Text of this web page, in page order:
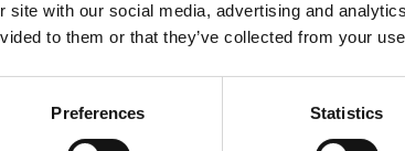
site with our social media, advertising and
to them or that they’ve collected from your
Preferences Statistics